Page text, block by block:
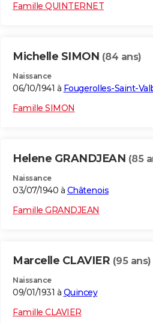
Famille QUINTERNET
Michelle SIMON (84 ans)
Naissance
06/10/1941 à Fougerolles-Saint-
Famille SIMON
Helene GRANDJEAN (85
Naissance
03/07/1940 à Châtenois
Famille GRANDJEAN
Marcelle CLAVIER (95 ans)
Naissance
09/01/1931 à Quincey
Famille CLAVIER